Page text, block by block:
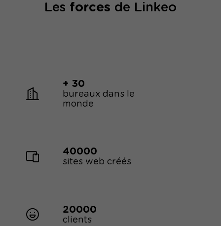
Les forces de Linkeo
+ 30
bureaux dans le
monde
40000
sites web créés
20000
clients